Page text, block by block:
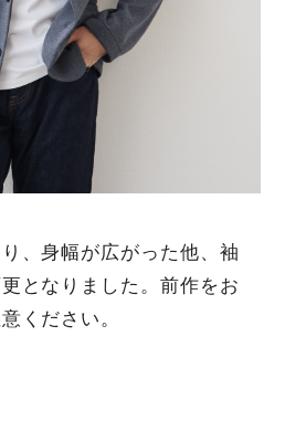
、身幅が広がった他、袖
となりました。前作をお
ください。